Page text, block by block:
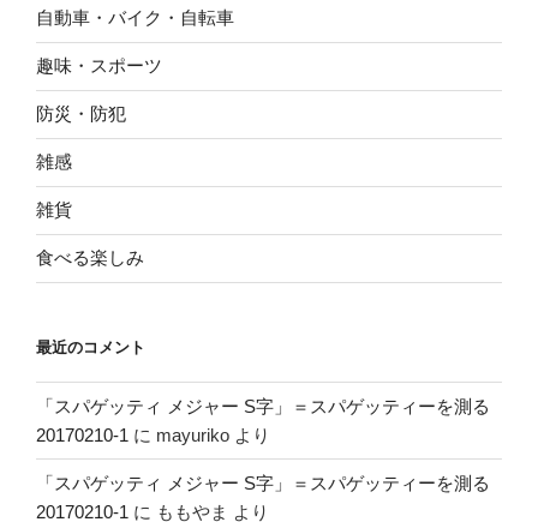
自動車・バイク・自転車
趣味・スポーツ
防災・防犯
雑感
雑貨
食べる楽しみ
最近のコメント
「スパゲッティ メジャー S字」＝スパゲッティーを測る
20170210-1 に mayuriko より
「スパゲッティ メジャー S字」＝スパゲッティーを測る
20170210-1 に ももやま より